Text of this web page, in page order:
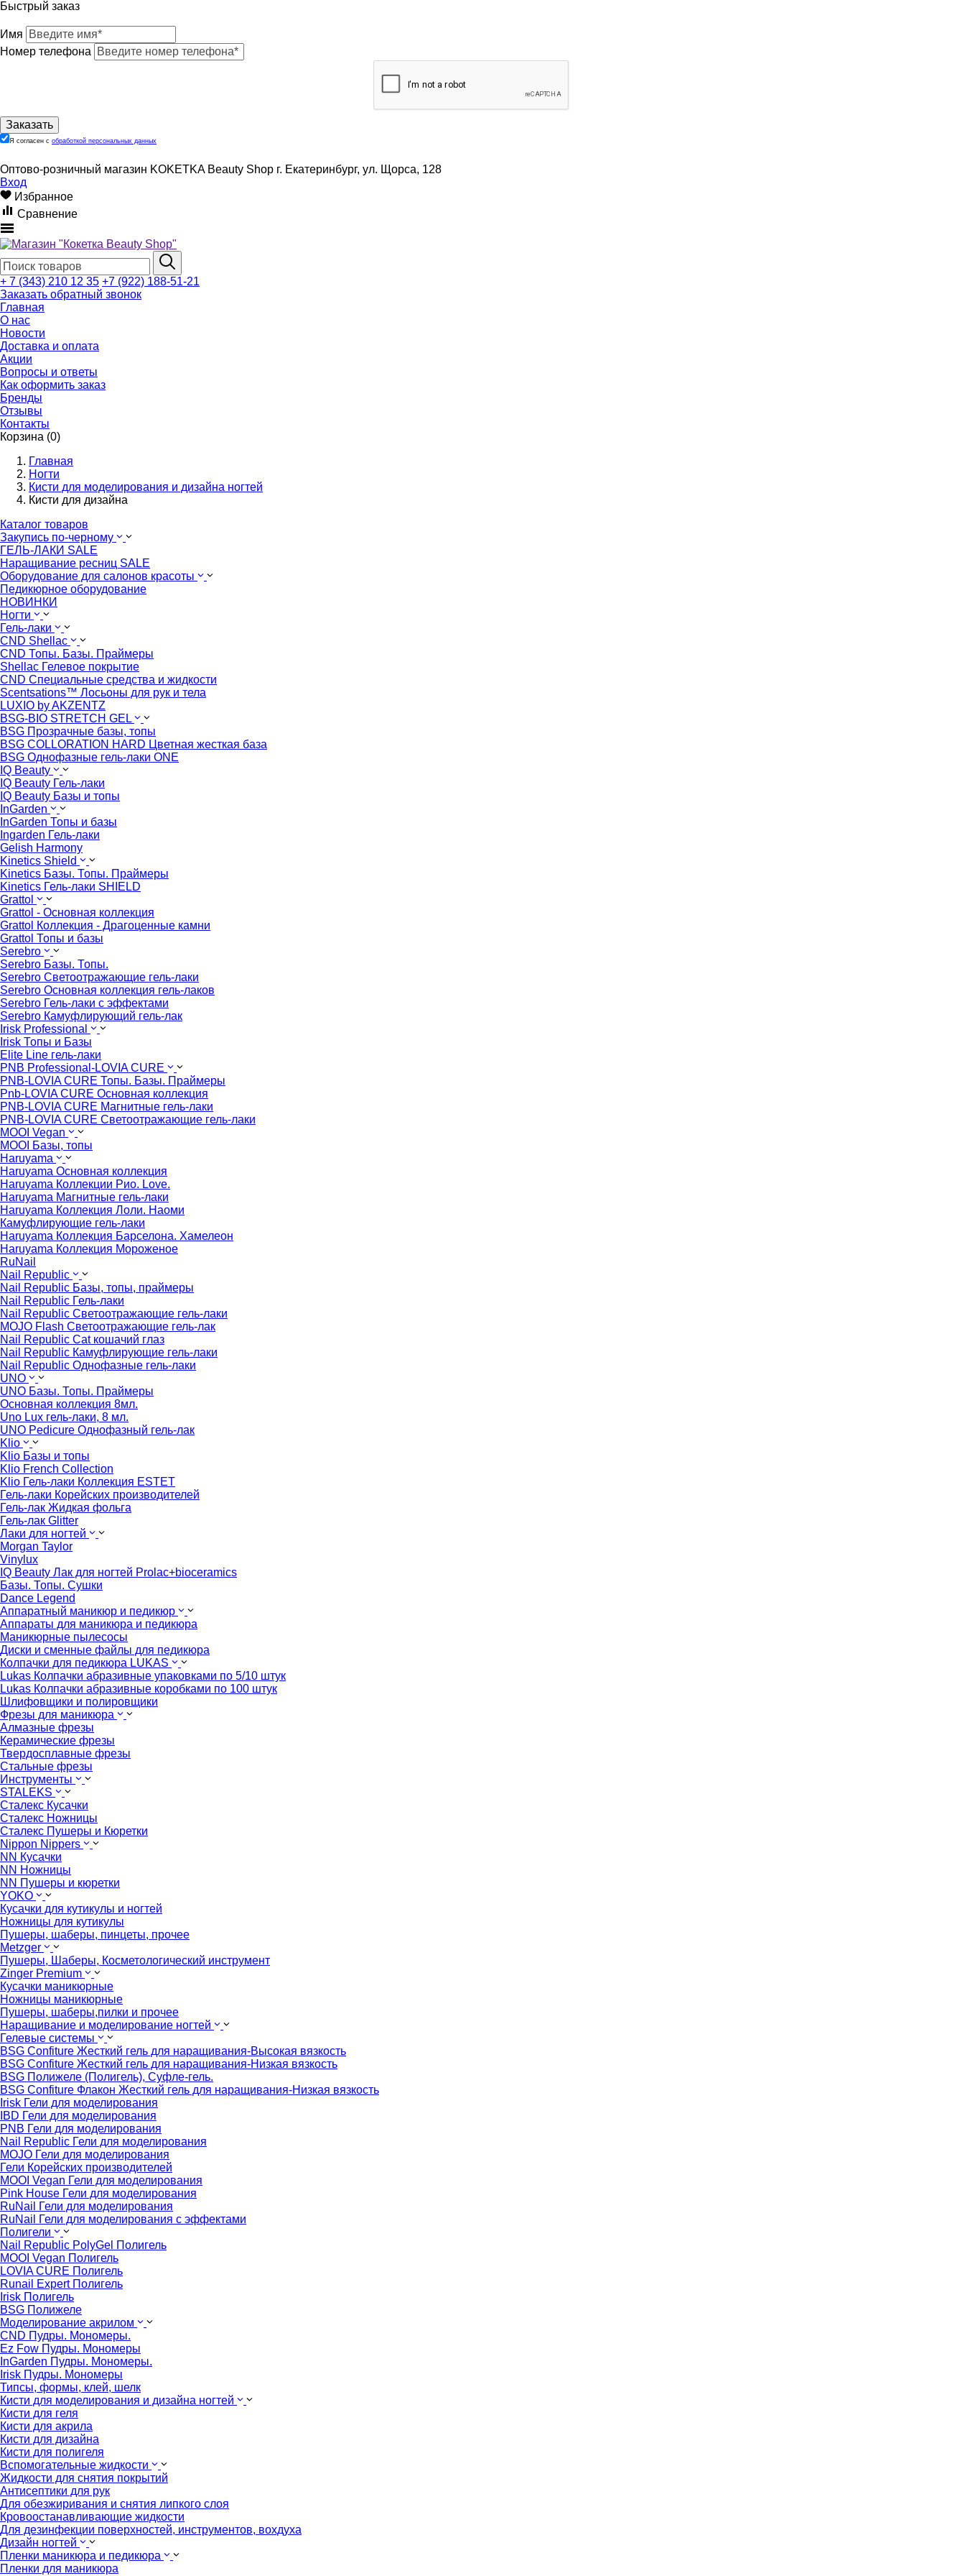
Быстрый заказ
Имя
Номер телефона
Я согласен с обработкой персональных данных
Оптово-розничный магазин KOKETKA Beauty Shop г. Екатеринбург, ул. Щорса, 128
Вход
Избранное
Сравнение
+ 7 (343) 210 12 35 +7 (922) 188-51-21
Заказать обратный звонок
Главная
О нас
Новости
Доставка и оплата
Акции
Вопросы и ответы
Как оформить заказ
Бренды
Отзывы
Контакты
Корзина (0)
Главная
Ногти
Кисти для моделирования и дизайна ногтей
Кисти для дизайна
Каталог товаров
Закупись по-черному
ГЕЛЬ-ЛАКИ SALE
Наращивание ресниц SALE
Оборудование для салонов красоты
Педикюрное оборудование
НОВИНКИ
Ногти
Гель-лаки
CND Shellac
CND Топы. Базы. Праймеры
Shellac Гелевое покрытие
CND Специальные средства и жидкости
Scentsations™ Лосьоны для рук и тела
LUXIO by AKZENTZ
BSG-BIO STRETCH GEL
BSG Прозрачные базы, топы
BSG COLLORATION HARD Цветная жесткая база
BSG Однофазные гель-лаки ONE
IQ Beauty
IQ Beauty Гель-лаки
IQ Beauty Базы и топы
InGarden
InGarden Топы и базы
Ingarden Гель-лаки
Gelish Harmony
Kinetics Shield
Kinetics Базы. Топы. Праймеры
Kinetics Гель-лаки SHIELD
Grattol
Grattol - Oснoвнaя коллекция
Grattol Коллекция - Драгоценные камни
Grattol Топы и базы
Serebro
Serebro Базы. Топы.
Serebro Светоотражающие гель-лаки
Serebro Основная коллекция гель-лаков
Serebro Гель-лаки с эффектами
Serebro Камуфлирующий гель-лак
Irisk Professional
Irisk Топы и Базы
Elite Line гель-лаки
PNB Professional-LOVIA CURE
PNB-LOVIA CURE Топы. Базы. Праймеры
Pnb-LOVIA CURE Основная коллекция
PNB-LOVIA CURE Магнитные гель-лаки
PNB-LOVIA CURE Cветоотражающие гель-лаки
MOOI Vegan
MOOI Базы, топы
Haruyama
Haruyama Основная коллекция
Haruyama Коллекции Рио. Love.
Haruyama Магнитные гель-лаки
Haruyama Коллекция Лоли. Наоми
Камуфлирующие гель-лаки
Haruyama Коллекция Барселона. Хамелеон
Haruyama Коллекция Мороженое
RuNail
Nail Republic
Nail Republic Базы, топы, праймеры
Nail Republic Гель-лаки
Nail Republic Светоотражающие гель-лаки
MOJO Flash Светоотражающие гель-лак
Nail Republic Cat кошачий глаз
Nail Republic Камуфлирующие гель-лаки
Nail Republic Однофазные гель-лаки
UNO
UNO Базы. Топы. Праймеры
Основная коллекция 8мл.
Uno Lux гель-лаки, 8 мл.
UNO Pedicure Однофазный гель-лак
Klio
Klio Базы и топы
Klio French Collection
Klio Гель-лаки Коллекция ESTET
Гель-лаки Корейских производителей
Гель-лак Жидкая фольга
Гель-лак Glitter
Лаки для ногтей
Morgan Taylor
Vinylux
IQ Beauty Лак для ногтей Prolac+bioceramics
Базы. Топы. Сушки
Dance Legend
Аппаратный маникюр и педикюр
Аппараты для маникюра и педикюра
Маникюрные пылесосы
Диски и сменные файлы для педикюра
Колпачки для педикюра LUKAS
Lukas Колпачки абразивные упаковками по 5/10 штук
Lukas Колпачки абразивные коробками по 100 штук
Шлифовщики и полировщики
Фрезы для маникюра
Алмазные фрезы
Керамические фрезы
Твердосплавные фрезы
Стальные фрезы
Инструменты
STALEKS
Сталекс Кусачки
Сталекс Ножницы
Сталекс Пушеры и Кюретки
Nippon Nippers
NN Кусачки
NN Ножницы
NN Пушеры и кюретки
YOKO
Кусачки для кутикулы и ногтей
Ножницы для кутикулы
Пушеры, шаберы, пинцеты, прочее
Metzger
Пушеры, Шаберы, Косметологический инструмент
Zinger Premium
Кусачки маникюрные
Ножницы маникюрные
Пушеры, шаберы,пилки и прочее
Наращивание и моделирование ногтей
Гелевые системы
BSG Confiture Жесткий гель для наращивания-Высокая вязкость
BSG Confiture Жесткий гель для наращивания-Низкая вязкость
BSG Полижеле (Полигель), Суфле-гель.
BSG Confiture Флакон Жесткий гель для наращивания-Низкая вязкость
Irisk Гели для моделирования
IBD Гели для моделирования
PNB Гели для моделирования
Nail Republic Гели для моделирования
MOJO Гели для моделирования
Гели Корейских производителей
MOOI Vegan Гели для моделирования
Pink House Гели для моделирования
RuNail Гели для моделирования
RuNail Гели для моделирования с эффектами
Полигели
Nail Republic PolyGel Полигель
MOOI Vegan Полигель
LOVIA CURE Полигель
Runail Expert Полигель
Irisk Полигель
BSG Полижеле
Моделирование акрилом
CND Пудры. Мономеры.
Ez Fow Пудры. Мономеры
InGarden Пудры. Мономеры.
Irisk Пудры. Мономеры
Типсы, формы, клей, шелк
Кисти для моделирования и дизайна ногтей
Кисти для геля
Кисти для акрила
Кисти для дизайна
Кисти для полигеля
Вспомогательные жидкости
Жидкости для снятия покрытий
Антисептики для рук
Для обезжиривания и снятия липкого слоя
Кровоостанавливающие жидкости
Для дезинфекции поверхностей, инструментов, вохдуха
Дизайн ногтей
Пленки маникюра и педикюра
Пленки для маникюра